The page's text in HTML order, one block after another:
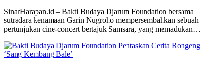
SinarHarapan.id – Bakti Budaya Djarum Foundation bersama
sutradara kenamaan Garin Nugroho mempersembahkan sebuah
pertunjukan cine-concert bertajuk Samsara, yang memadukan…